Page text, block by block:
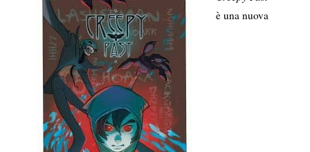
è una nuova